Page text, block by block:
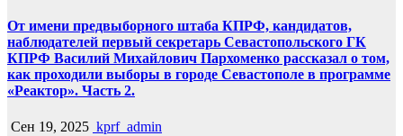
От имени предвыборного штаба КПРФ, кандидатов,
наблюдателей первый секретарь Севастопольского ГК
КПРФ Василий Михайлович Пархоменко рассказал о том,
как проходили выборы в городе Севастополе в программе
«Реактор». Часть 2.
Сен 19, 2025 kprf_admin